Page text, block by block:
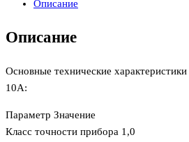
Описание
Описание
Основные технические
10А:
Параметр Значение
Класс точности прибора 1,0